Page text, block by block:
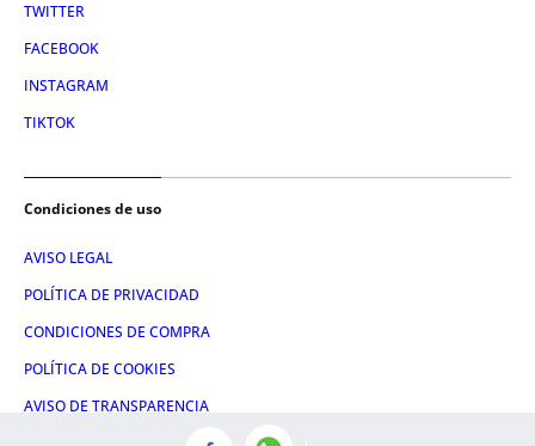
TWITTER
FACEBOOK
INSTAGRAM
TIKTOK
Condiciones de uso
AVISO LEGAL
POLÍTICA DE PRIVACIDAD
CONDICIONES DE COMPRA
POLÍTICA DE COOKIES
AVISO DE TRANSPARENCIA